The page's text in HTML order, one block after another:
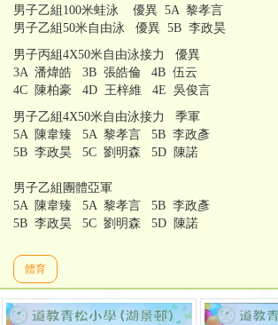
男子乙組100米蛙泳 優異 5A 黎孝言
男子乙組50米自由泳 優異 5B 李政昊
男子丙組4X50米自由泳接力 優異
3A 潘煒皓 3B 張皓倫 4B 伍云
4C 陳柏豪 4D 王梓維 4E 吳俊言
男子乙組4X50米自由泳接力 季軍
5A 陳韋臻 5A 黎孝言 5B 李政彥
5B 李政昊 5C 劉明森 5D 陳諾
男子乙組團體亞軍
5A 陳韋臻 5A 黎孝言 5B 李政彥
5B 李政昊 5C 劉明森 5D 陳諾
體育